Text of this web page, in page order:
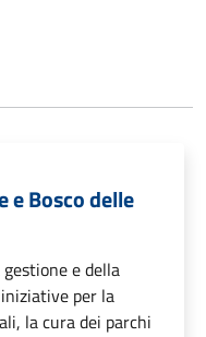
e Bosco delle
e della
per la
la cura dei parchi